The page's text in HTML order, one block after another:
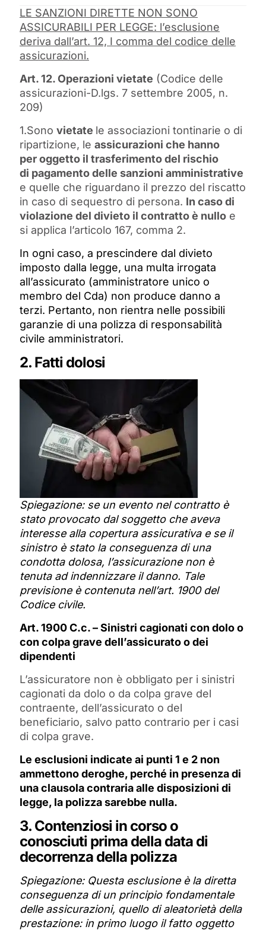
LE SANZIONI DIRETTE NON SONO
ASSICURABILI PER LEGGE: l’esclusione
deriva dall’art. 12, I comma del codice delle
assicurazioni.
Art. 12. Operazioni vietate (Codice delle
assicurazioni-D.lgs. 7 settembre 2005, n.
209)
1.Sono vietate le associazioni tontinarie o di
ripartizione, le assicurazioni che hanno
per oggetto il trasferimento del rischio
di pagamento delle sanzioni amministrative
e quelle che riguardano il prezzo del riscatto
in caso di sequestro di persona. In caso di
violazione del divieto il contratto è nullo e
si applica l’articolo 167, comma 2.
In ogni caso, a prescindere dal divieto
imposto dalla legge, una multa irrogata
all’assicurato (amministratore unico o
membro del Cda) non produce danno a
terzi. Pertanto, non rientra nelle possibili
garanzie di una polizza di responsabilità
civile amministratori.
2. Fatti dolosi
Spiegazione: se un evento nel contratto è
stato provocato dal soggetto che aveva
interesse alla copertura assicurativa e se il
sinistro è stato la conseguenza di una
condotta dolosa, l’assicurazione non è
tenuta ad indennizzare il danno. Tale
previsione è contenuta nell’art. 1900 del
Codice civile.
Art. 1900 C.c. – Sinistri cagionati con dolo o
con colpa grave dell’assicurato o dei
dipendenti
L’assicuratore non è obbligato per i sinistri
cagionati da dolo o da colpa grave del
contraente, dell’assicurato o del
beneficiario, salvo patto contrario per i casi
di colpa grave.
Le esclusioni indicate ai punti 1 e 2 non
ammettono deroghe, perché in presenza di
una clausola contraria alle disposizioni di
legge, la polizza sarebbe nulla.
3. Contenziosi in corso o
conosciuti prima della data di
decorrenza della polizza
Spiegazione: Questa esclusione è la diretta
conseguenza di un principio fondamentale
delle assicurazioni, quello di aleatorietà della
prestazione: in primo luogo il fatto oggetto